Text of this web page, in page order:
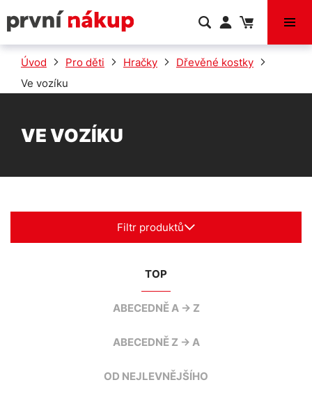
VÝPRODEJ
Úvod Pro děti Hračky
Dřevěné kostky
Ve vozíku
VE VOZÍKU
Filtr produktů
TOP
ABECEDNĚ A -> Z
ABECEDNĚ Z -> A
OD NEJLEVNĚJŠÍHO